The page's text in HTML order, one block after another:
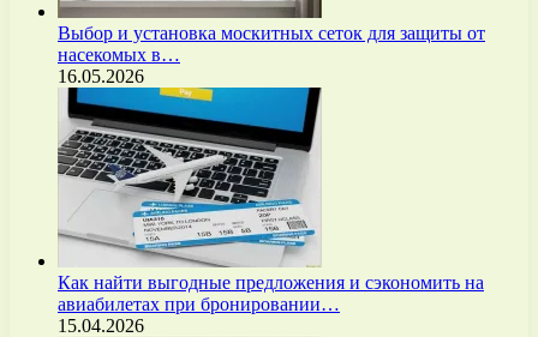
Выбор и установка москитных сеток для защиты от
насекомых в…
16.05.2026
Как найти выгодные предложения и сэкономить на
авиабилетах при бронировании…
15.04.2026